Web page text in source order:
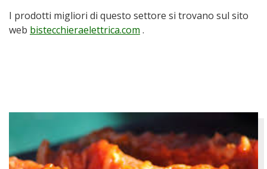
I prodotti migliori di questo settore si trovano sul sito
web bistecchieraelettrica.com .